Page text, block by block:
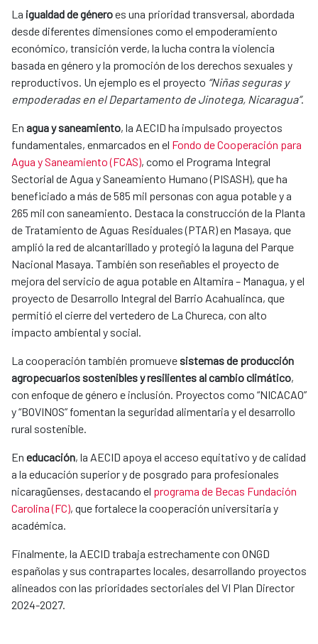
La igualdad de géneroes una prioridad transversal, abordada
desde diferentes dimensiones como el empoderamiento
económico, transición verde, la lucha contra la violencia
basada en género y la promoción de los derechos sexuales y
reproductivos. Un ejemplo es el proyecto “Niñas seguras y
empoderadas en el Departamento de Jinotega, Nicaragua”.
En agua y saneamiento, la AECID ha impulsado proyectos
fundamentales, enmarcados en el Fondo de Cooperación para
Agua y Saneamiento (FCAS), como el Programa Integral
Sectorial de Agua y Saneamiento Humano (PISASH), que ha
beneficiado a más de 585 mil personas con agua potable y a
265 mil con saneamiento. Destaca la construcción de la Planta
de Tratamiento de Aguas Residuales (PTAR) en Masaya, que
amplió la red de alcantarillado y protegió la laguna del Parque
Nacional Masaya. También son reseñables el proyecto de
mejora del servicio de agua potable en Altamira – Managua, y el
proyecto de Desarrollo Integral del Barrio Acahualinca, que
permitió el cierre del vertedero de La Chureca, con alto
impacto ambiental y social.
La cooperación también promuevesistemas de producción
agropecuarios sostenibles y resilientes al cambio climático,
con enfoque de género e inclusión. Proyectos como “NICACAO”
y “BOVINOS” fomentan la seguridad alimentaria y el desarrollo
rural sostenible.
En educación, la AECID apoya el acceso equitativo y de calidad
a la educación superior y de posgrado para profesionales
nicaragüenses, destacando el programa de Becas Fundación
Carolina (FC), que fortalece la cooperación universitaria y
académica.
Finalmente, la AECID trabaja estrechamente con ONGD
españolas y sus contrapartes locales, desarrollando proyectos
alineados con las prioridades sectoriales del VI Plan Director
2024-2027.